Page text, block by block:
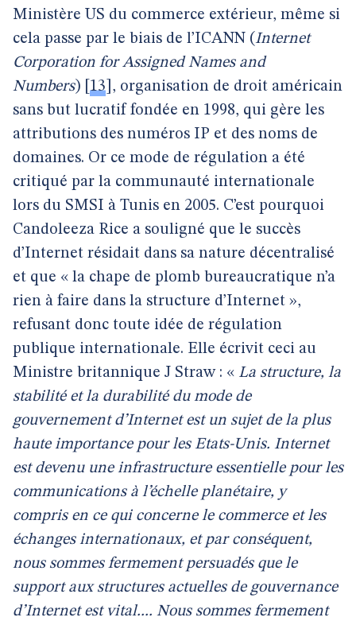
Ministère US du commerce extérieur, même si
cela passe par le biais de l’ICANN (Internet
Corporation for Assigned Names and
Numbers) 13 , organisation de droit américain
sans but lucratif fondée en 1998, qui gère les
attributions des numéros IP et des noms de
domaines. Or ce mode de régulation a été
critiqué par la communauté internationale
lors du SMSI à Tunis en 2005. C’est pourquoi
Candoleeza Rice a souligné que le succès
d’Internet résidait dans sa nature décentralisé
et que « la chape de plomb bureaucratique n’a
rien à faire dans la structure d’Internet »,
refusant donc toute idée de régulation
publique internationale. Elle écrivit ceci au
Ministre britannique J Straw : « La structure, la
stabilité et la durabilité du mode de
gouvernement d’Internet est un sujet de la plus
haute importance pour les Etats-Unis. Internet
est devenu une infrastructure essentielle pour les
communications à l’échelle planétaire, y
compris en ce qui concerne le commerce et les
échanges internationaux, et par conséquent,
nous sommes fermement persuadés que le
support aux structures actuelles de gouvernance
d’Internet est vital.... Nous sommes fermement